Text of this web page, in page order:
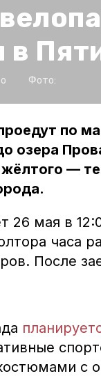
в
Фото:
по
озера
—
26 мая в
часа
После
с